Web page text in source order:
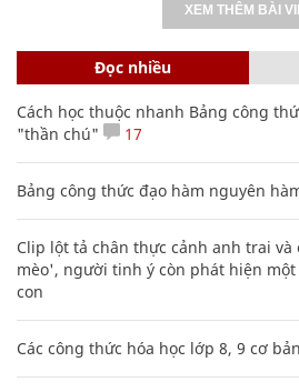
XEM THÊM BÀI
Đọc nhiều
Cách học thuộc nhanh Bảng công
"thần chú"
17
Bảng công thức đạo hàm nguyên
Clip lột tả chân thực cảnh anh trai
mèo', người tinh ý còn phát hiện
con
Các công thức hóa học lớp 8, 9 cơ